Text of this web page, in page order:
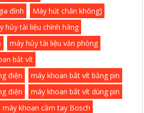
đình
Máy hút chân không]
hủy tài liệu chính hãng
máy hủy tài liệu văn phòng
bắt vít
điện
máy khoan bắt vít bằng pin
điện
máy khoan bắt vít dùng pin
máy khoan cầm tay Bosch